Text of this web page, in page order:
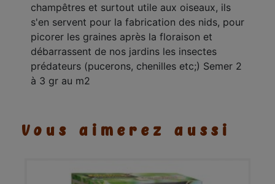
champêtres et surtout utile aux oiseaux, ils
s'en servent pour la fabrication des nids, pour
picorer les graines après la floraison et
débarrassent de nos jardins les insectes
prédateurs (pucerons, chenilles etc;) Semer 2
à 3 gr au m2
Vous aimerez aussi